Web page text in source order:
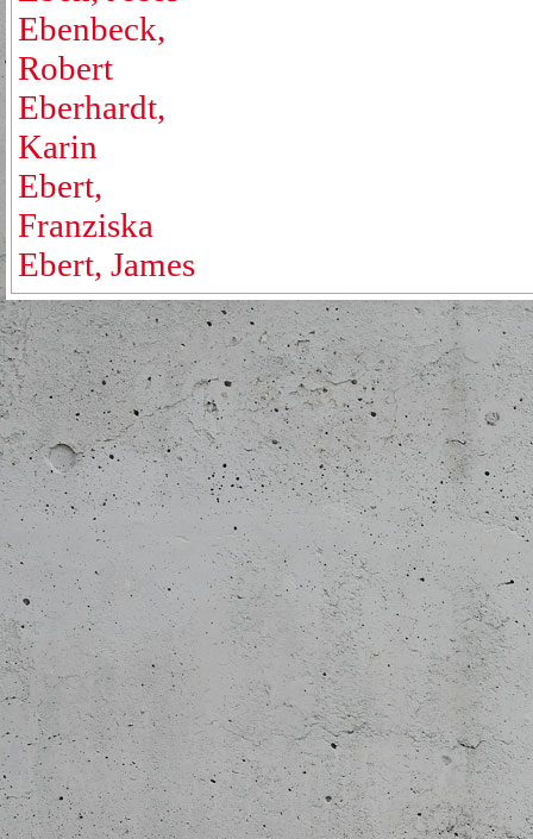
Ebenbeck,
Robert
Eberhardt,
Karin
Ebert,
Franziska
Ebert, James